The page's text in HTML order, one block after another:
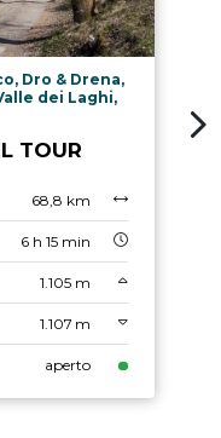
Dro & Drena,
dei Laghi,
TOUR
68,8 km
6 h 15 min
1.105 m
1.107 m
aperto